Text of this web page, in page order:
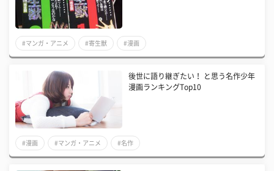
#マンガ・アニメ #寄生獣 #漫画
後世に語り継ぎたい！ と思う名作少年
漫画ランキングTop10
#漫画 #マンガ・アニメ #名作